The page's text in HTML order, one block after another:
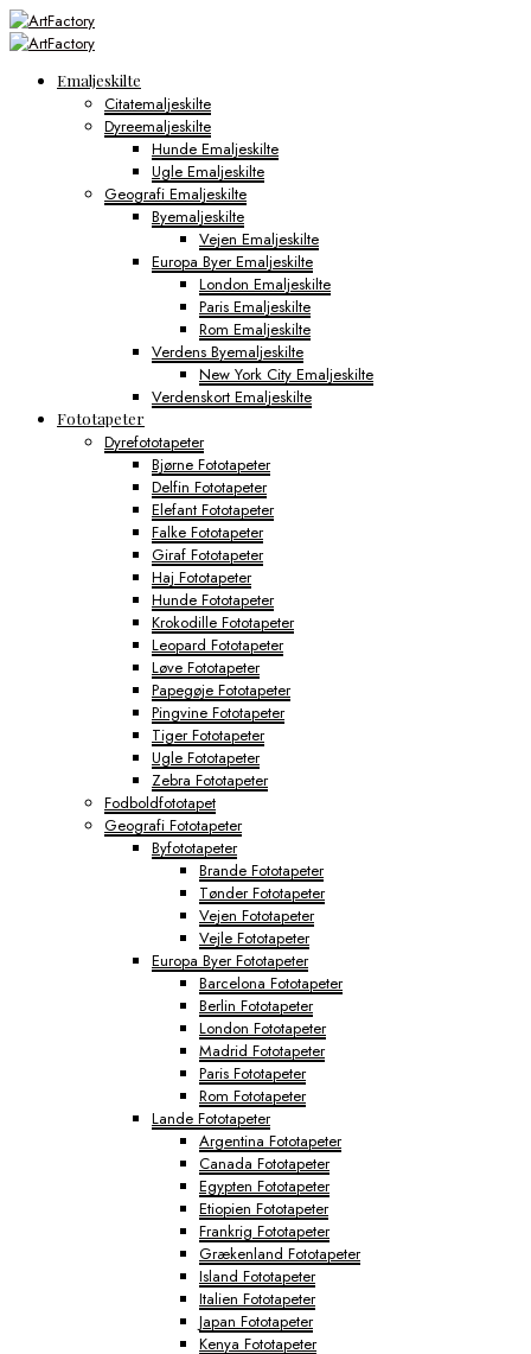
Emaljeskilte
Citatemaljeskilte
Dyreemaljeskilte
Hunde Emaljeskilte
Ugle Emaljeskilte
Geografi Emaljeskilte
Byemaljeskilte
Vejen Emaljeskilte
Europa Byer Emaljeskilte
London Emaljeskilte
Paris Emaljeskilte
Rom Emaljeskilte
Verdens Byemaljeskilte
New York City Emaljeskilte
Verdenskort Emaljeskilte
Fototapeter
Dyrefototapeter
Bjørne Fototapeter
Delfin Fototapeter
Elefant Fototapeter
Falke Fototapeter
Giraf Fototapeter
Haj Fototapeter
Hunde Fototapeter
Krokodille Fototapeter
Leopard Fototapeter
Løve Fototapeter
Papegøje Fototapeter
Pingvine Fototapeter
Tiger Fototapeter
Ugle Fototapeter
Zebra Fototapeter
Fodboldfototapet
Geografi Fototapeter
Byfototapeter
Brande Fototapeter
Tønder Fototapeter
Vejen Fototapeter
Vejle Fototapeter
Europa Byer Fototapeter
Barcelona Fototapeter
Berlin Fototapeter
London Fototapeter
Madrid Fototapeter
Paris Fototapeter
Rom Fototapeter
Lande Fototapeter
Argentina Fototapeter
Canada Fototapeter
Egypten Fototapeter
Etiopien Fototapeter
Frankrig Fototapeter
Grækenland Fototapeter
Island Fototapeter
Italien Fototapeter
Japan Fototapeter
Kenya Fototapeter